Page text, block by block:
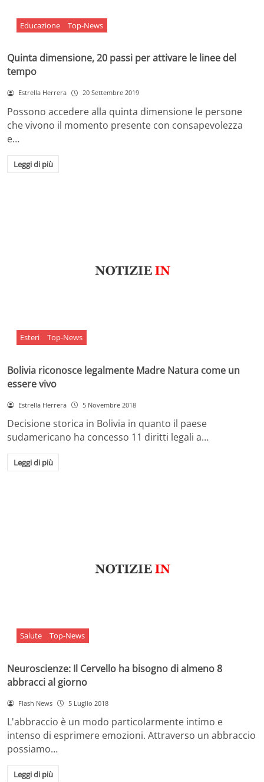
Educazione Top-News
Quinta dimensione, 20 passi per attivare le linee del
tempo
Estrella Herrera 20 Settembre 2019
Possono accedere alla quinta dimensione le persone
che vivono il momento presente con consapevolezza
e…
Leggi di più
Esteri Top-News
Bolivia riconosce legalmente Madre Natura come un
essere vivo
Estrella Herrera 5 Novembre 2018
Decisione storica in Bolivia in quanto il paese
sudamericano ha concesso 11 diritti legali a…
Leggi di più
Salute Top-News
Neuroscienze: Il Cervello ha bisogno di almeno 8
abbracci al giorno
Flash News 5 Luglio 2018
L'abbraccio è un modo particolarmente intimo e
intenso di esprimere emozioni. Attraverso un abbraccio
possiamo…
Leggi di più